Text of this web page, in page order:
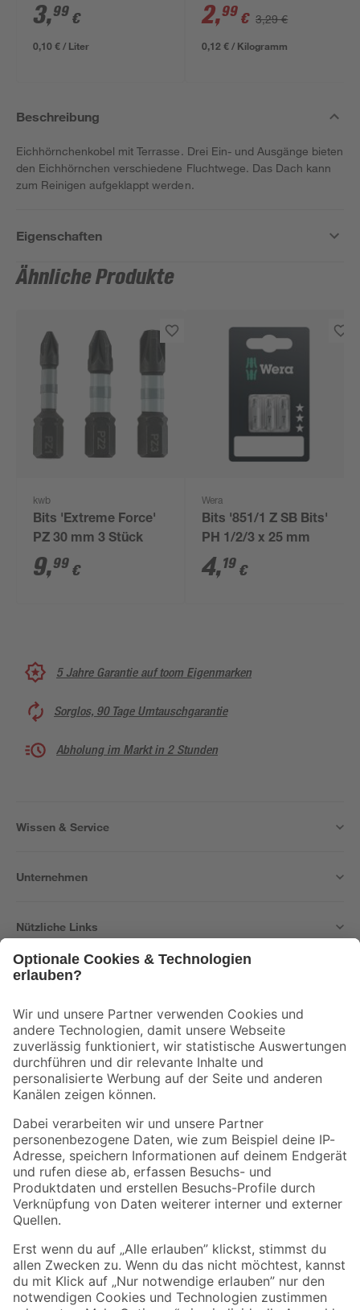
3,99 €
0,10 € / Liter
2,99 € 3,29 €
0,12 € / Kilogramm
Beschreibung
Eichhörnchenkobel mit Terrasse. Drei Ein- und Ausgänge bieten
den Eichhörnchen verschiedene Fluchtwege. Das Dach kann
zum Reinigen aufgeklappt werden.
Eigenschaften
Ähnliche Produkte
kwb
Bits 'Extreme Force'
PZ 30 mm 3 Stück
9,99 €
Wera
Bits '851/1 Z SB Bits'
PH 1/2/3 x 25 mm
4,19 €
5 Jahre Garantie auf toom Eigenmarken
Sorglos, 90 Tage Umtauschgarantie
Abholung im Markt in 2 Stunden
Wissen & Service
Unternehmen
Nützliche Links
Der toom Newsletter: Keine Angebote und Aktionen mehr verpassen!
Zur Newsletter Anmeldung
Folge uns
Zahlungsarten Versandarten
Sicher einkaufen
Jetzt die toom-App herunterladen